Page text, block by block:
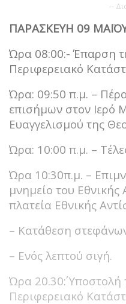
--
ΠΑΡΑΣΚΕΥΗ 09
Ώρα 08:00:- Έπαρση
Περιφερειακό
Ώρα: 09:50 π.μ. –
επισήμων στον Ιερό
Ευαγγελισμού της
Ώρα: 10:00 π.μ. –
Ώρα 10:30π.μ. –
μνημείο του Εθνικής
πλατεία Εθνικής
– Κατάθεση
– Ενός λεπτού σιγή.
Ώρα 20.30΄: Υποστολή
Περιφερειακό